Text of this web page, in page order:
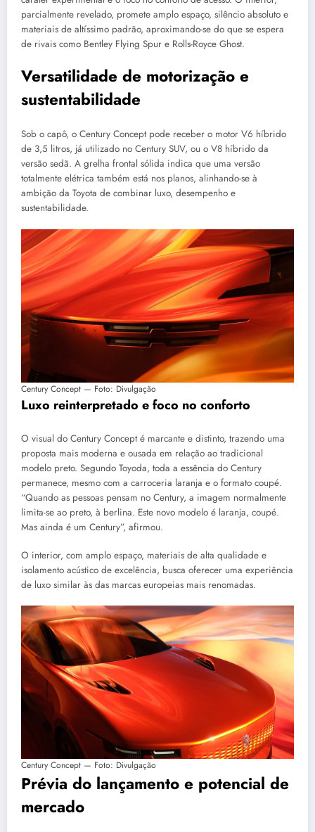
parcialmente revelado, promete amplo espaço, silêncio absoluto e
materiais de altíssimo padrão, aproximando-se do que se espera
de rivais como Bentley Flying Spur e Rolls-Royce Ghost.
Versatilidade de motorização e
sustentabilidade
Sob o capô, o Century Concept pode receber o motor V6 híbrido
de 3,5 litros, já utilizado no Century SUV, ou o V8 híbrido da
versão sedã. A grelha frontal sólida indica que uma versão
totalmente elétrica também está nos planos, alinhando-se à
ambição da Toyota de combinar luxo, desempenho e
sustentabilidade.
Century Concept — Foto: Divulgação
Luxo reinterpretado e foco no conforto
O visual do Century Concept é marcante e distinto, trazendo uma
proposta mais moderna e ousada em relação ao tradicional
modelo preto. Segundo Toyoda, toda a essência do Century
permanece, mesmo com a carroceria laranja e o formato coupé.
“Quando as pessoas pensam no Century, a imagem normalmente
limita-se ao preto, à berlina. Este novo modelo é laranja, coupé.
Mas ainda é um Century”, afirmou.
O interior, com amplo espaço, materiais de alta qualidade e
isolamento acústico de excelência, busca oferecer uma experiência
de luxo similar às das marcas europeias mais renomadas.
Century Concept — Foto: Divulgação
Prévia do lançamento e potencial de
mercado